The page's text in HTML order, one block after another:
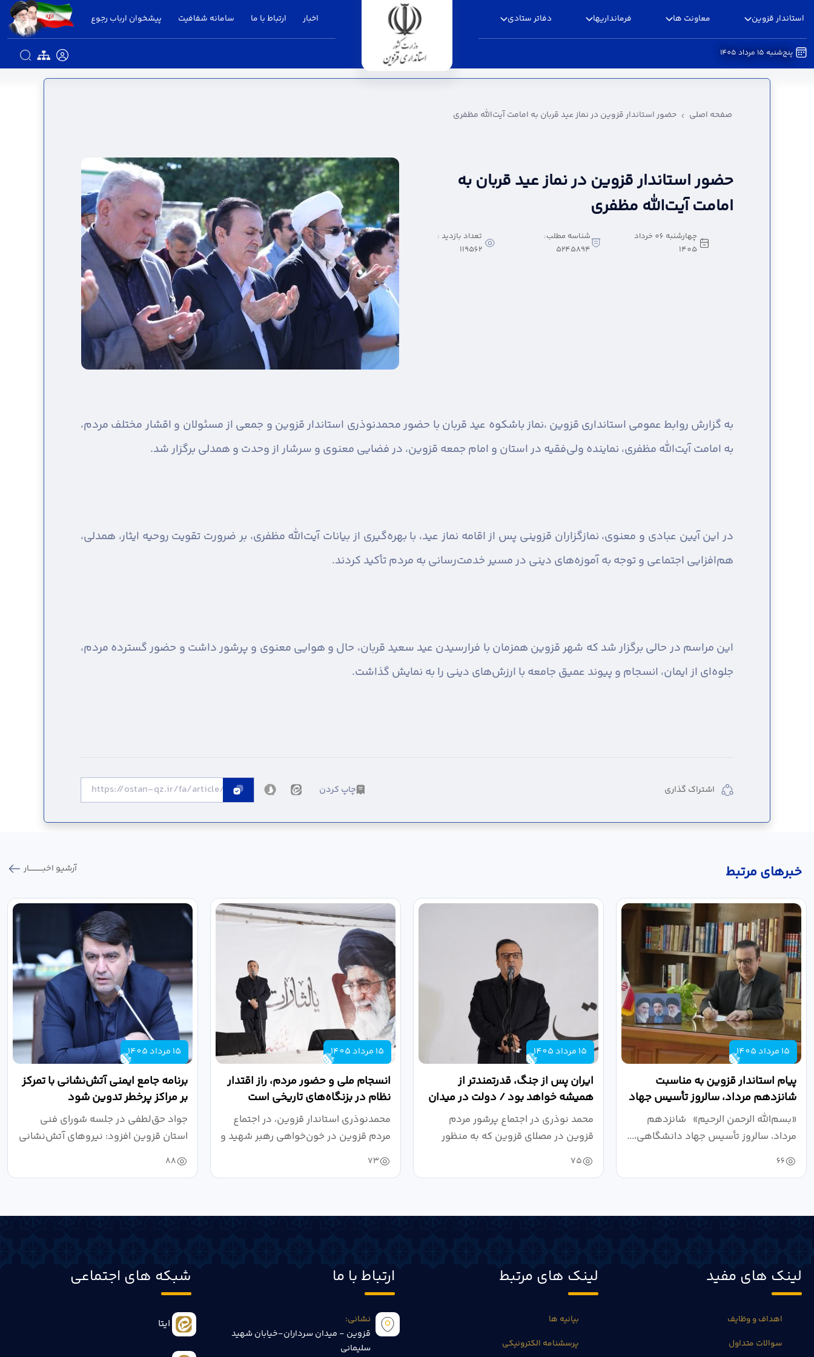
استاندار قزوین معاونت ها فرمانداریها دفاتر ستادی اخبار ارتباط با ما سامانه شفافیت پیشخوان ارباب رجوع
پنج‌شنبه 15 مرداد 1405
حضور استاندار قزوین در نماز عید قربان به امامت آیت‌الله مظفری - استانداری قزوین
صفحه اصلی حضور استاندار قزوین در نماز عید قربان به امامت آیت‌الله مظفری
حضور استاندار قزوین در نماز عید قربان به
امامت آیت‌الله مظفری
چهارشنبه 06 خرداد
1405
شناسه مطلب:
5245894
تعداد بازدید :
119562
به گزارش روابط عمومی استانداری قزوین ،نماز باشکوه عید قربان با حضور محمدنوذری استاندار قزوین و جمعی از مسئولان و اقشار مختلف مردم،
به امامت آیت‌الله مظفری، نماینده ولی‌فقیه در استان و امام جمعه قزوین، در فضایی معنوی و سرشار از وحدت و همدلی برگزار شد.
در این آیین عبادی و معنوی، نمازگزاران قزوینی پس از اقامه نماز عید، با بهره‌گیری از بیانات آیت‌الله مظفری، بر ضرورت تقویت روحیه ایثار، همدلی،
هم‌افزایی اجتماعی و توجه به آموزه‌های دینی در مسیر خدمت‌رسانی به مردم تأکید کردند.
این مراسم در حالی برگزار شد که شهر قزوین همزمان با فرارسیدن عید سعید قربان، حال و هوایی معنوی و پرشور داشت و حضور گسترده مردم،
جلوه‌ای از ایمان، انسجام و پیوند عمیق جامعه با ارزش‌های دینی را به نمایش گذاشت.
اشتراک گذاری چاپ کردن
خبر‌های مرتبط آرشیو اخبـــــــــــار
15 مرداد 1405
پیام استاندار قزوین به مناسبت
شانزدهم مرداد، سالروز تأسیس جهاد
دانشگاهی
«بسم‌الله الرحمن الرحیم» شانزدهم
مرداد، سالروز تأسیس جهاد دانشگاهی،...
66
15 مرداد 1405
ایران پس از جنگ، قدرتمندتر از
همیشه خواهد بود / دولت در میدان
نبرد اقتصادی،...
محمد نوذری در اجتماع پرشور مردم
قزوین در مصلای قزوین که به منظور
خون‌خواهی...
75
15 مرداد 1405
انسجام ملی و حضور مردم، راز اقتدار
نظام در بزنگاه‌های تاریخی است
محمدنوذری استاندار قزوین، در اجتماع
مردم قزوین در خون‌خواهی رهبر شهید و
حمایت...
73
15 مرداد 1405
برنامه جامع ایمنی آتش‌نشانی با تمرکز
بر مراکز پرخطر تدوین شود
جواد حق‌لطفی در جلسه شورای فنی
استان قزوین افزود: نیروهای آتش‌نشانی
طی سال...
88
لینک های مفید
اهداف و وظایف
سوالات متداول
لینک های مرتبط
بیانیه ها
پرسشنامه الکترونیکی
ارتباط با ما
نشانی:
قزوین - میدان سرداران-خیابان شهید
سلیمانی
شبکه های اجتماعی
ایتا